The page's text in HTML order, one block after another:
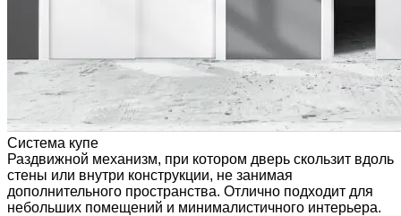
Система купе
Раздвижной механизм, при котором дверь скользит вдоль
стены или внутри конструкции, не занимая
дополнительного пространства. Отлично подходит для
небольших помещений и минималистичного интерьера.